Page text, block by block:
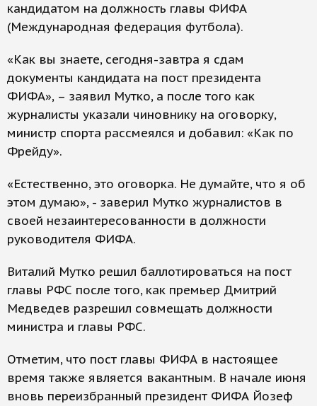
кандидатом на должность главы ФИФА
(Международная федерация футбола).
«Как вы знаете, сегодня-завтра я сдам
документы кандидата на пост президента
ФИФА», – заявил Мутко, а после того как
журналисты указали чиновнику на оговорку,
министр спорта рассмеялся и добавил: «Как по
Фрейду».
«Естественно, это оговорка. Не думайте, что я об
этом думаю», - заверил Мутко журналистов в
своей незаинтересованности в должности
руководителя ФИФА.
Виталий Мутко решил баллотироваться на пост
главы РФС после того, как премьер Дмитрий
Медведев разрешил совмещать должности
министра и главы РФС.
Отметим, что пост главы ФИФА в настоящее
время также является вакантным. В начале июня
вновь переизбранный президент ФИФА Йозеф